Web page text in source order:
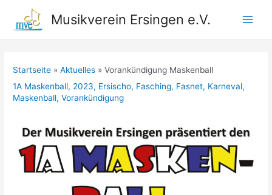
springen
Musikverein Ersingen e.V.
Startseite Aktuelles
Vorankündigung Maskenball
1A Maskenball, 2023, Ersischo, Fasching, Fasnet, Karneval,
Maskenball,Vorankündigung